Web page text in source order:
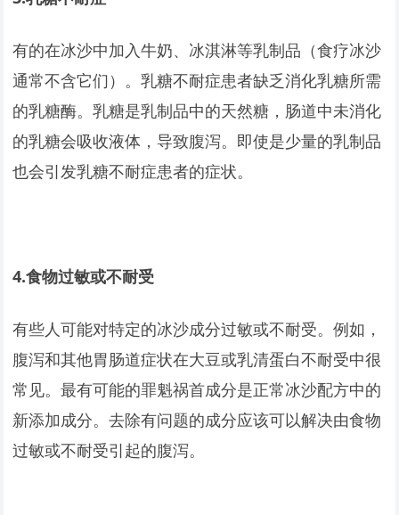
有的在冰沙中加入牛奶、冰淇淋等乳制品（食疗冰沙
通常不含它们）。乳糖不耐症患者缺乏消化乳糖所需
的乳糖酶。乳糖是乳制品中的天然糖，肠道中未消化
的乳糖会吸收液体，导致腹泻。即使是少量的乳制品
也会引发乳糖不耐症患者的症状。
4.食物过敏或不耐受
有些人可能对特定的冰沙成分过敏或不耐受。例如，
腹泻和其他胃肠道症状在大豆或乳清蛋白不耐受中很
常见。最有可能的罪魁祸首成分是正常冰沙配方中的
新添加成分。去除有问题的成分应该可以解决由食物
过敏或不耐受引起的腹泻。